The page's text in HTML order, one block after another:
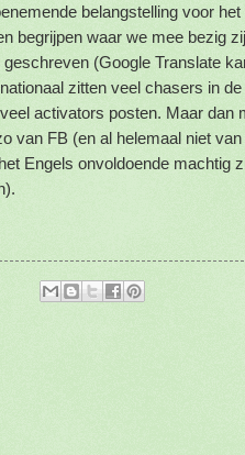
belangstelling voor
begrijpen waar we mee bezig
(Google Translate
zitten veel chasers in de
activators posten. Maar dan
van FB (en al helemaal niet
Engels onvoldoende machtig